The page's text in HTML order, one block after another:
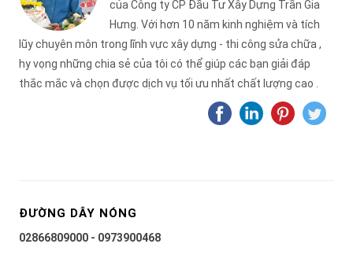
của Công ty CP Đầu Tư Xây Dựng Trần Gia
Hưng. Với hơn 10 năm kinh nghiệm và tích
lũy chuyên môn trong lĩnh vực xây dựng - thi công sửa chữa ,
hy vọng những chia sẻ của tôi có thể giúp các bạn giải đáp
thắc mắc và chọn được dịch vụ tối ưu nhất chất lượng cao .
ĐƯỜNG DÂY NÓNG
02866809000 - 0973900468